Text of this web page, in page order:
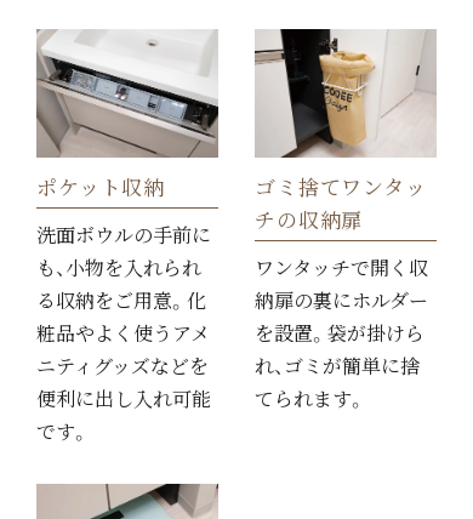
ポケット収納
洗面ボウルの手前に
も、小物を入れられ
る収納をご用意。化
粧品やよく使うアメ
ニティグッズなどを
便利に出し入れ可能
です。
ゴミ捨てワンタッ
チの収納扉
ワンタッチで開く収
納扉の裏にホルダー
を設置。袋が掛けら
れ、ゴミが簡単に捨
てられます。